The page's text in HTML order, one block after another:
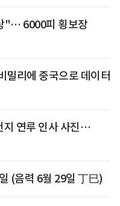
"… 6000피 횡보장
밀리에 중국으로 데이터
지 연루 인사 사진…
(음력 6월 29일 丁巳)